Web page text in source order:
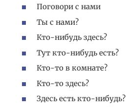
Поговори с нами
Ты с нами?
Кто-нибудь здесь?
Тут кто-нибудь есть?
Кто-то в комнате?
Кто-то здесь?
Здесь есть кто-нибудь?